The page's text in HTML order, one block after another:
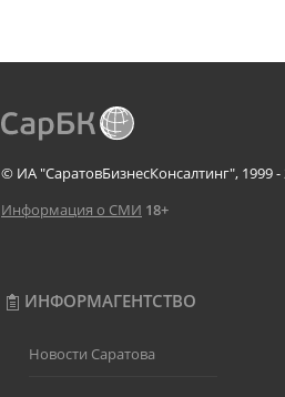
© ИА "СаратовБизнесКонсалтинг", 1999 -
Информация о СМИ 18+
ИНФОРМАГЕНТСТВО
Новости Саратова